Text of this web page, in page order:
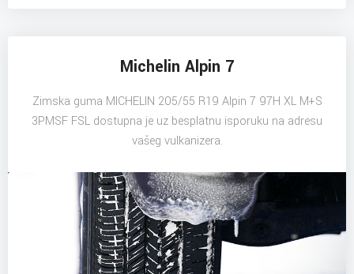
Michelin Alpin 7
Zimska guma MICHELIN 205/55 R19 Alpin 7 97H XL M+S
3PMSF FSL dostupna je uz besplatnu isporuku na adresu
vašeg vulkanizera.